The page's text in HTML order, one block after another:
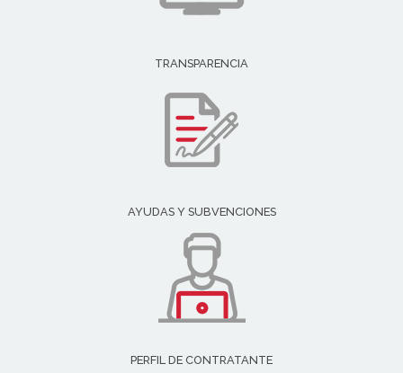
TRANSPARENCIA
AYUDAS Y SUBVENCIONES
PERFIL DE CONTRATANTE